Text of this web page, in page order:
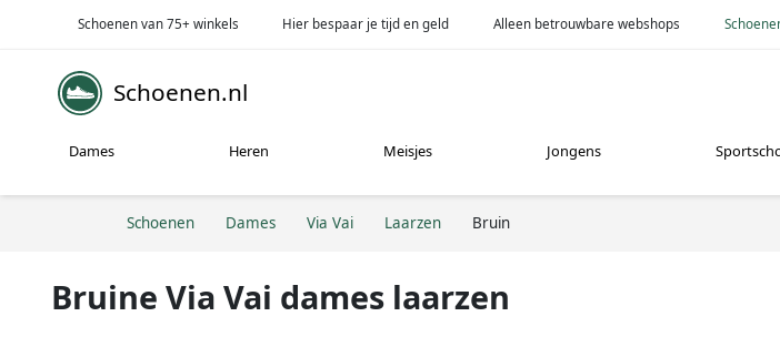
Schoenen van 75+ winkels Hier bespaar je tijd en geld Alleen betrouwbare webshops
Schoenen.nl
Dames Heren Meisjes Jongens
Schoenen Dames Via Vai Laarzen Bruin
Bruine Via Vai dames laarzen